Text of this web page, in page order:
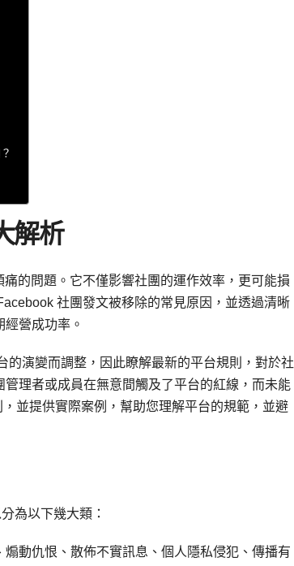
解析
的問題。它不僅影響社團的運作效率，更可能損
社團發文被移除的常見原因，並透過清晰
營成功率。
的演變而調整，因此瞭解最新的平台規則，對於社
理者或成員在無意間觸及了平台的紅線，而未能
並提供實際案例，幫助您理解平台的規範，並避
為以下幾大類：
動仇恨、散佈不實訊息、個人隱私侵犯、傳播有